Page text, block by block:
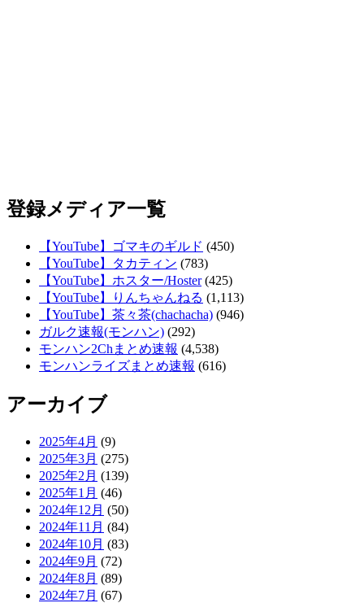
登録メディア一覧
【YouTube】ゴマキのギルド (450)
【YouTube】タカティン (783)
【YouTube】ホスター/Hoster(425)
【YouTube】りんちゃんねる (1,113)
【YouTube】茶々茶(chachacha) (946)
ガルク速報(モンハン) (292)
モンハン2Chまとめ速報 (4,538)
モンハンライズまとめ速報 (616)
アーカイブ
2025年4月 (9)
2025年3月 (275)
2025年2月 (139)
2025年1月 (46)
2024年12月 (50)
2024年11月 (84)
2024年10月 (83)
2024年9月 (72)
2024年8月 (89)
2024年7月 (67)